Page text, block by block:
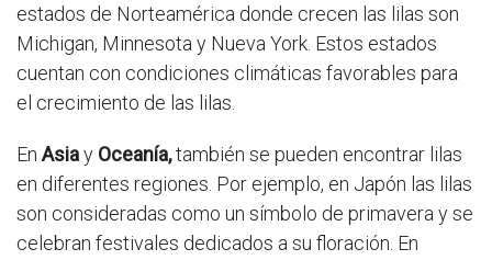
estados de Norteamérica donde crecen las lilas son
Michigan, Minnesota y Nueva York. Estos estados
cuentan con condiciones climáticas favorables para
el crecimiento de las lilas.
En Asiay Oceanía,también se pueden encontrar lilas
en diferentes regiones. Por ejemplo, en Japón las lilas
son consideradas como un símbolo de primavera y se
celebran festivales dedicados a su floración. En